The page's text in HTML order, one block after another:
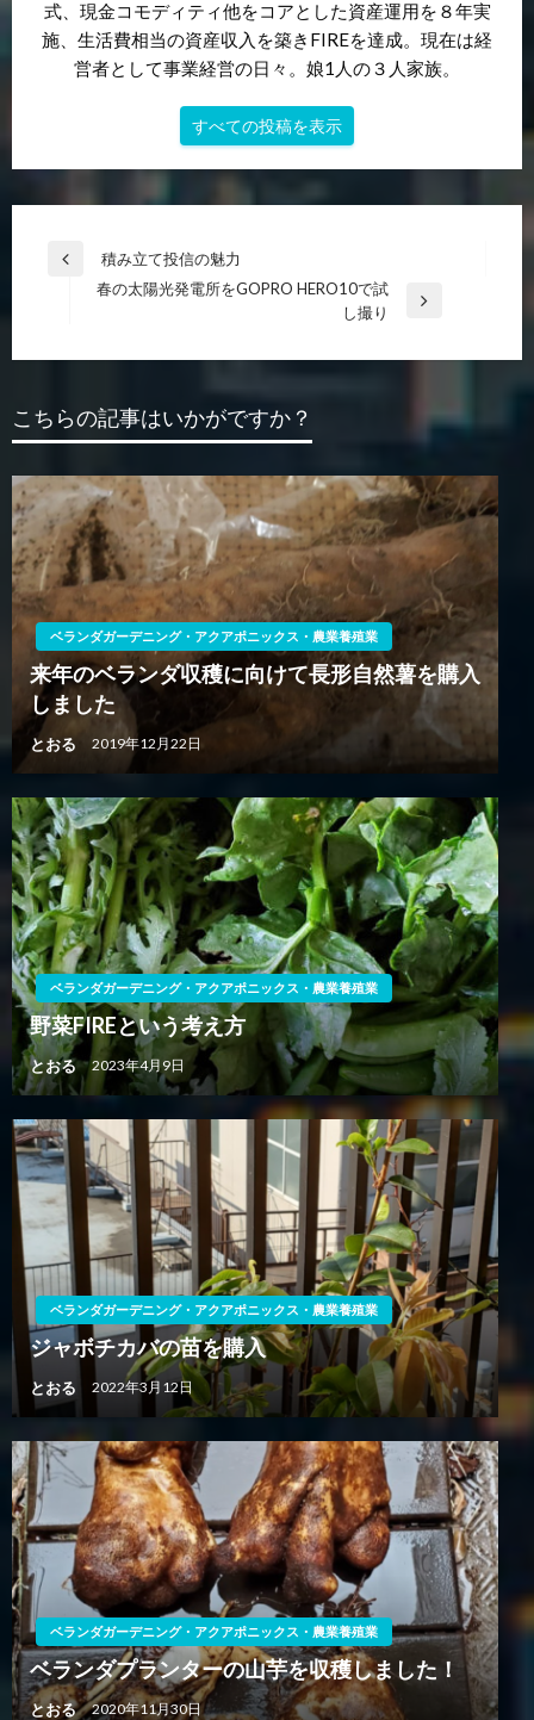
式、現金コモディティ他をコアとした資産運用を８年実
施、生活費相当の資産収入を築きFIREを達成。現在は経
営者として事業経営の日々。娘1人の３人家族。
すべての投稿を表示
投
ビ
ー
ョ
ン
積み立て投信の魅力
投
春の太陽光発電所をGOPRO HERO10で試
し撮り
こちらの記事はいかがですか？
ベランダガーデニング・アクアポニックス・農業養殖業
来年のベランダ収穫に向けて長形自然薯を購入
しました
とおる 2019年12月22日
ベランダガーデニング・アクアポニックス・農業養殖業
野菜FIREという考え方
とおる 2023年4月9日
ベランダガーデニング・アクアポニックス・農業養殖業
ジャボチカバの苗を購入
とおる 2022年3月12日
ベランダガーデニング・アクアポニックス・農業養殖業
ベランダプランターの山芋を収穫しました！
とおる 2020年11月30日